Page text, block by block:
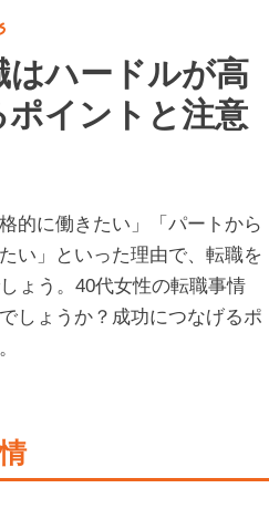
はハードルが高
イントと注意
的に働きたい」「パートから
い」といった理由で、転職を
ょう。40代女性の転職事情
しょうか？成功につなげるポ